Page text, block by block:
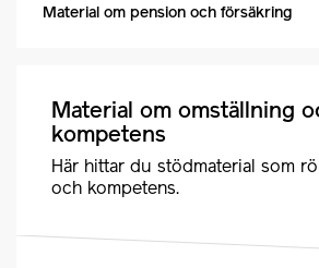
Material om pension och försäkring
Material om omställning
kompetens
Här hittar du stödmaterial som
och kompetens.